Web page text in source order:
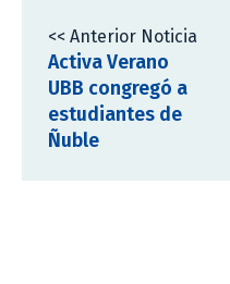
<< Anterior Noticia
Activa Verano
UBB congregó a
estudiantes de
Ñuble